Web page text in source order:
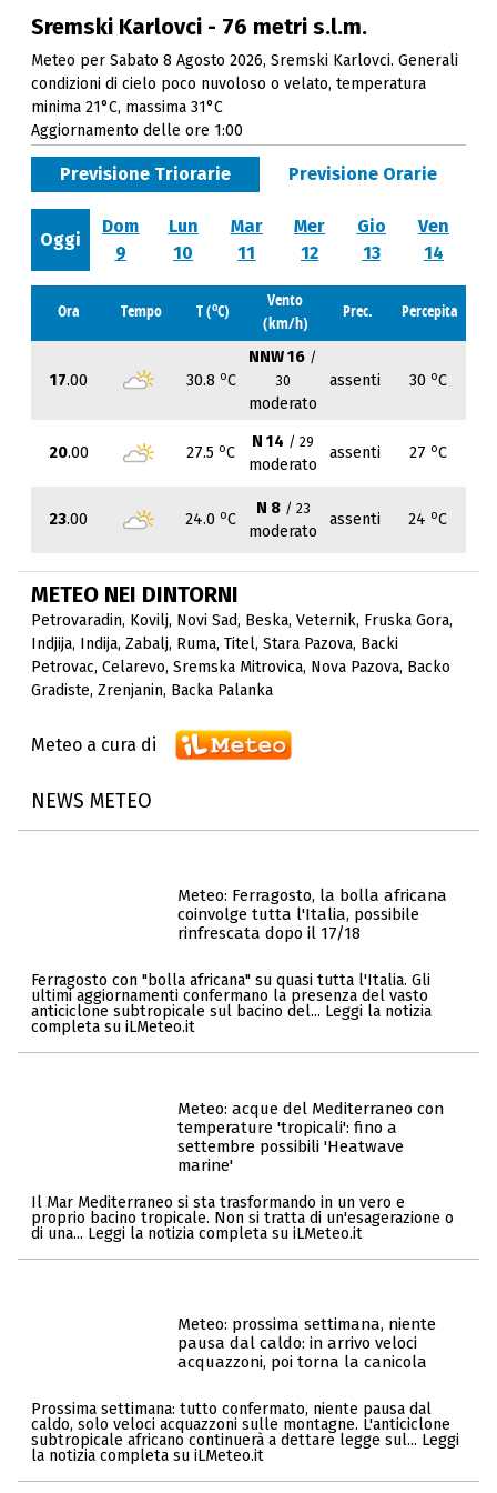
Sremski Karlovci - 76 metri s.l.m.
Meteo per Sabato 8 Agosto 2026, Sremski Karlovci. Generali
condizioni di cielo poco nuvoloso o velato, temperatura
minima 21°C, massima 31°C
Aggiornamento delle ore 1:00
Previsione Triorarie Previsione Orarie
Oggi
Dom
9
Lun
10
Mar
11
Mer
12
Gio
13
Ven
14
Ora Tempo T (oC)
Vento
(km/h)
Prec. Percepita
17.00 30.8 oC
NNW 16 /
30
moderato
assenti 30 oC
20.00 27.5 oC
N 14 / 29
moderato
assenti 27 oC
23.00 24.0 oC
N 8 / 23
moderato
assenti 24 oC
METEO NEI DINTORNI
Petrovaradin, Kovilj, Novi Sad, Beska, Veternik, Fruska Gora,
Indjija, Indija, Zabalj, Ruma, Titel, Stara Pazova, Backi
Petrovac, Celarevo, Sremska Mitrovica, Nova Pazova, Backo
Gradiste, Zrenjanin, Backa Palanka
Meteo a cura di
NEWS METEO
Meteo: Ferragosto, la bolla africana
coinvolge tutta l'Italia, possibile
rinfrescata dopo il 17/18
Ferragosto con "bolla africana" su quasi tutta l'Italia. Gli
ultimi aggiornamenti confermano la presenza del vasto
anticiclone subtropicale sul bacino del... Leggi la notizia
completa su iLMeteo.it
Meteo: acque del Mediterraneo con
temperature 'tropicali': fino a
settembre possibili 'Heatwave
marine'
Il Mar Mediterraneo si sta trasformando in un vero e
proprio bacino tropicale. Non si tratta di un'esagerazione o
di una... Leggi la notizia completa su iLMeteo.it
Meteo: prossima settimana, niente
pausa dal caldo: in arrivo veloci
acquazzoni, poi torna la canicola
Prossima settimana: tutto confermato, niente pausa dal
caldo, solo veloci acquazzoni sulle montagne. L'anticiclone
subtropicale africano continuerà a dettare legge sul... Leggi
la notizia completa su iLMeteo.it